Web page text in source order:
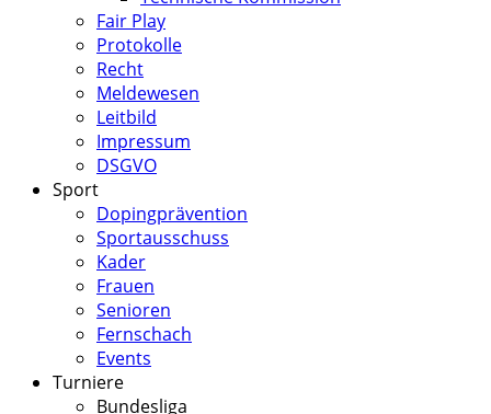
Fair Play
Protokolle
Recht
Meldewesen
Leitbild
Impressum
DSGVO
Sport
Dopingprävention
Sportausschuss
Kader
Frauen
Senioren
Fernschach
Events
Turniere
Bundesliga